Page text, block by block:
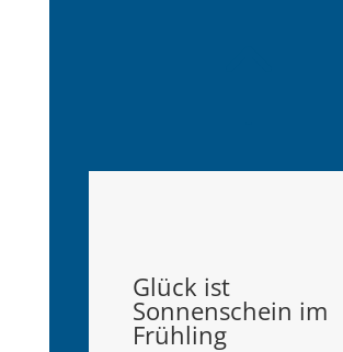
Glück ist
Sonnenschein im
Frühling